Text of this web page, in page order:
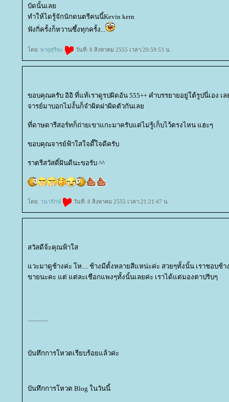
บัดนั้นเล
ทำให้ไดรู้จักนักดนตรีคนนี้Kevin kern
ฟังกิ่ครั้งก็หวานซึ้งทุกครั้ง...
ดย: พายุสุริยะ วันที่: 8 สิงหาคม 2555 เวลา:20:59:53 น.
ขอบคุณครับ อิอิ ที่แท้เราดูรปผิดอัน 555++ คำบรรยายอยู่ใต้รูปนี่เอง เ
จารย์มาบอกไม่งั้นก็จำผิดฝาผิดตัวกันเล
ที่ดาษดารีสอร์ทก็ถ่ายเขาแกะมาครับแต่ไม่รู้เก็บไว้ตรงไหน แฮะๆ
ขอบคุณจารย์ฟ้าใสใจดี๊ใจดีครับ
ราตรีสวัสดิ์ฝันดีนะขอรับ ^^
ดย: วนารักษ์ วันที่: 8 สิงหาคม 2555 เวลา:21:21:47 น.
สวัสดีจ้ะคุณฟ้าใส
วะมาดูช้างค่ะ โห.... ช้างมีตั้งหลายสีแหน่ะค่ะ สวยๆทั้งนั้น เราชอบช้
ขายนะคะ แต่ แต่ละเชือกแพงๆทั้งนั้นเลยค่ะ เราได้แต่มองตาปริบๆ
.............
บันทึกการโหวตเรียบร้อยแล้วค่ะ
บันทึกการโหวต Blog ในวันนี้